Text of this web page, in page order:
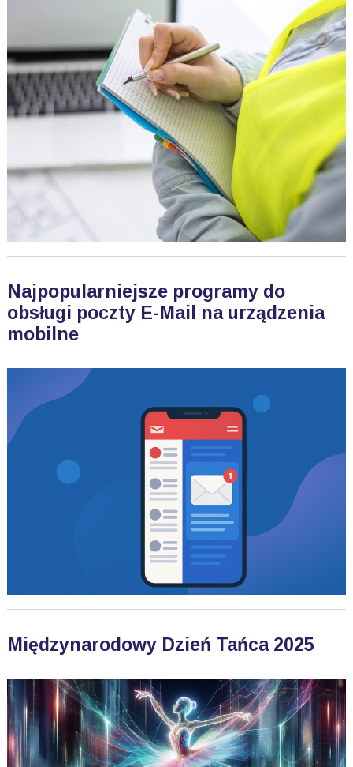
Najpopularniejsze programy do
obsługi poczty E-Mail na urządzenia
mobilne
Międzynarodowy Dzień Tańca 2025